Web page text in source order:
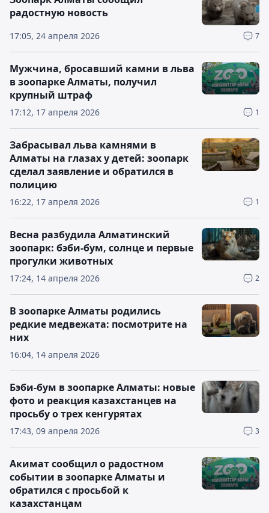
17:05, 24 апреля 2026 7
радостную новость
17:12, 17 апреля 2026 1
Мужчина, бросавший камни в льва
в зоопарке Алматы, получил
крупный штраф
16:22, 17 апреля 2026 1
Забрасывал льва камнями в
Алматы на глазах у детей: зоопарк
сделал заявление и обратился в
полицию
17:24, 14 апреля 2026 2
Весна разбудила Алматинский
зоопарк: бэби-бум, солнце и первые
прогулки животных
16:04, 14 апреля 2026
В зоопарке Алматы родились
редкие медвежата: посмотрите на
них
17:43, 09 апреля 2026 3
Бэби-бум в зоопарке Алматы: новые
фото и реакция казахстанцев на
просьбу о трех кенгурятах
Акимат сообщил о радостном
событии в зоопарке Алматы и
обратился с просьбой к
казахстанцам